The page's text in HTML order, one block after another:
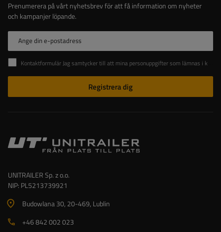
Prenumerera på vårt nyhetsbrev för att få information om nyheter
och kampanjer löpande.
Ange din e-postadress
Kontaktformulär Jag samtycker till att mina personuppgifter som lämnas i kontaktformuläret behandlas i enlighet med Europaparlamentets och rådets förordning (EU).
Registrera dig
UNITRAILER Sp. z o.o.
NIP: PL5213739921
Budowlana 30, 20-469, Lublin
+46 842 002 023